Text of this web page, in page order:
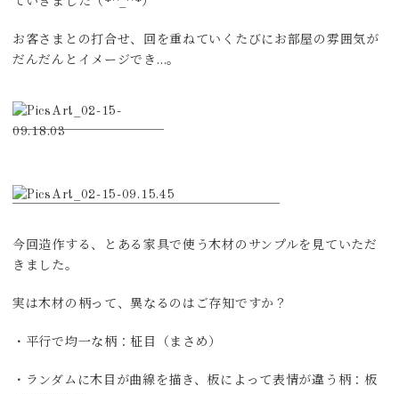
お客さまとの打合せ、回を重ねていくたびにお部屋の雰囲気が
だんだんとイメージでき…。
今回造作する、とある家具で使う木材のサンプルを見ていただ
きました。
実は木材の柄って、異なるのはご存知ですか？
・平行で均一な柄：柾目（まさめ）
・ランダムに木目が曲線を描き、板によって表情が違う柄：板